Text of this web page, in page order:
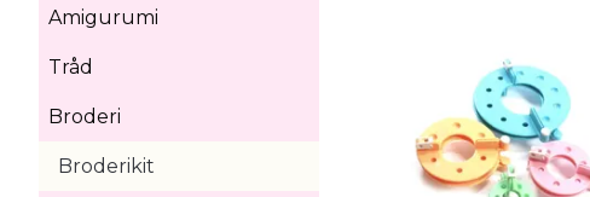
Amigurumi
Tråd
Broderi
Broderikit